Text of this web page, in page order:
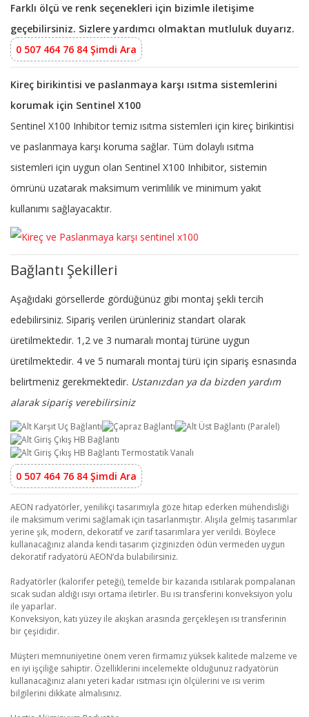
Farklı ölçü ve renk seçenekleri için bizimle iletişime
geçebilirsiniz. Sizlere yardımcı olmaktan mutluluk duyarız.
0 507 464 76 84 Şimdi Ara
Kireç birikintisi ve paslanmaya karşı ısıtma sistemlerini
korumak için Sentinel X100
Sentinel X100 Inhibitor temiz ısıtma sistemleri için kireç birikintisi
ve paslanmaya karşı koruma sağlar. Tüm dolaylı ısıtma
sistemleri için uygun olan Sentinel X100 Inhibitor, sistemin
ömrünü uzatarak maksimum verimlilik ve minimum yakıt
kullanımı sağlayacaktır.
Bağlantı Şekilleri
Aşağıdaki görsellerde gördüğünüz gibi montaj şekli tercih
edebilirsiniz. Sipariş verilen ürünleriniz standart olarak
üretilmektedir. 1,2 ve 3 numaralı montaj türüne uygun
üretilmektedir. 4 ve 5 numaralı montaj türü için sipariş esnasında
belirtmeniz gerekmektedir. Ustanızdan ya da bizden yardım
alarak sipariş verebilirsiniz
0 507 464 76 84 Şimdi Ara
AEON radyatörler, yenilikçi tasarımıyla göze hitap ederken mühendisliği
ile maksimum verimi sağlamak için tasarlanmıştır. Alışıla gelmiş tasarımlar
yerine şık, modern, dekoratif ve zarif tasarımlara yer verildi. Böylece
kullanacağınız alanda kendi tasarım çizginizden ödün vermeden uygun
dekoratif radyatörü AEON’da bulabilirsiniz.
Radyatörler (kalorifer peteği), temelde bir kazanda ısıtılarak pompalanan
sıcak sudan aldığı ısıyı ortama iletirler. Bu ısı transferini konveksiyon yolu
ile yaparlar.
Konveksiyon, katı yüzey ile akışkan arasında gerçekleşen ısı transferinin
bir çeşididir.
Müşteri memnuniyetine önem veren firmamız yüksek kalitede malzeme ve
en iyi işçiliğe sahiptir. Özelliklerini incelemekte olduğunuz radyatörün
kullanacağınız alanı yeteri kadar ısıtması için ölçülerini ve ısı verim
bilgilerini dikkate almalısınız.